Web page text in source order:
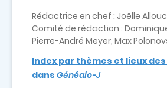
Rédactrice en chef : Joëlle
Comité de rédaction :
Pierre-André Meyer, Max
Index par thèmes et lieux
dans Généalo-J